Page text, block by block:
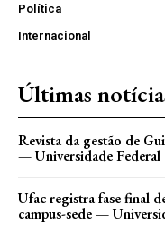
Política
Internacional
Últimas
Revista da gestão de
— Universidade Federal
Ufac registra fase final
campus-sede —